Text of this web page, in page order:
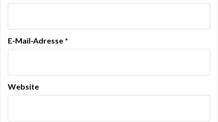
E-Mail-Adresse *
Website